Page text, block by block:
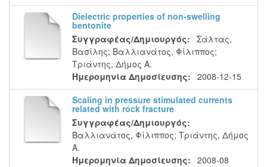
Dielectric properties of non-swelling
bentonite
Συγγραφέας/Δημιουργός: Σάλτας,
Βασίλης; Βαλλιανάτος, Φίλιππος;
Τριάντης, Δήμος Α.
Ημερομηνία Δημοσίευσης: 2008-12-15
Scaling in pressure stimulated currents
related with rock fracture
Συγγραφέας/Δημιουργός:
Βαλλιανάτος, Φίλιππος; Τριάντης, Δήμος
Α.
Ημερομηνία Δημοσίευσης: 2008-08